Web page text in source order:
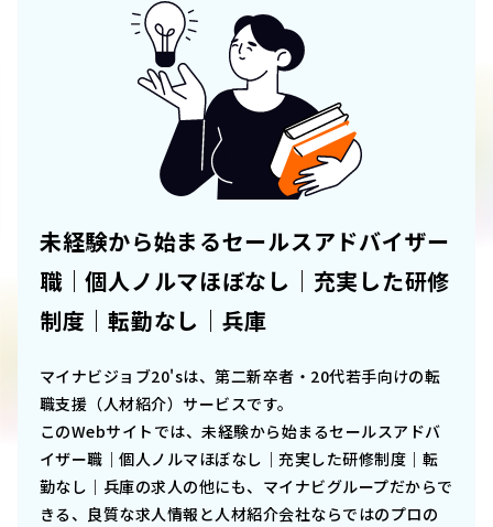
未経験から始まるセールスアドバイザー
職｜個人ノルマほぼなし｜充実した研修
制度｜転勤なし｜兵庫
マイナビジョブ20'sは、第二新卒者・20代若手向けの転
職支援（人材紹介）サービスです。
このWebサイトでは、未経験から始まるセールスアドバ
イザー職｜個人ノルマほぼなし｜充実した研修制度｜転
勤なし｜兵庫の求人の他にも、マイナビグループだからで
きる、良質な求人情報と人材紹介会社ならではのプロの